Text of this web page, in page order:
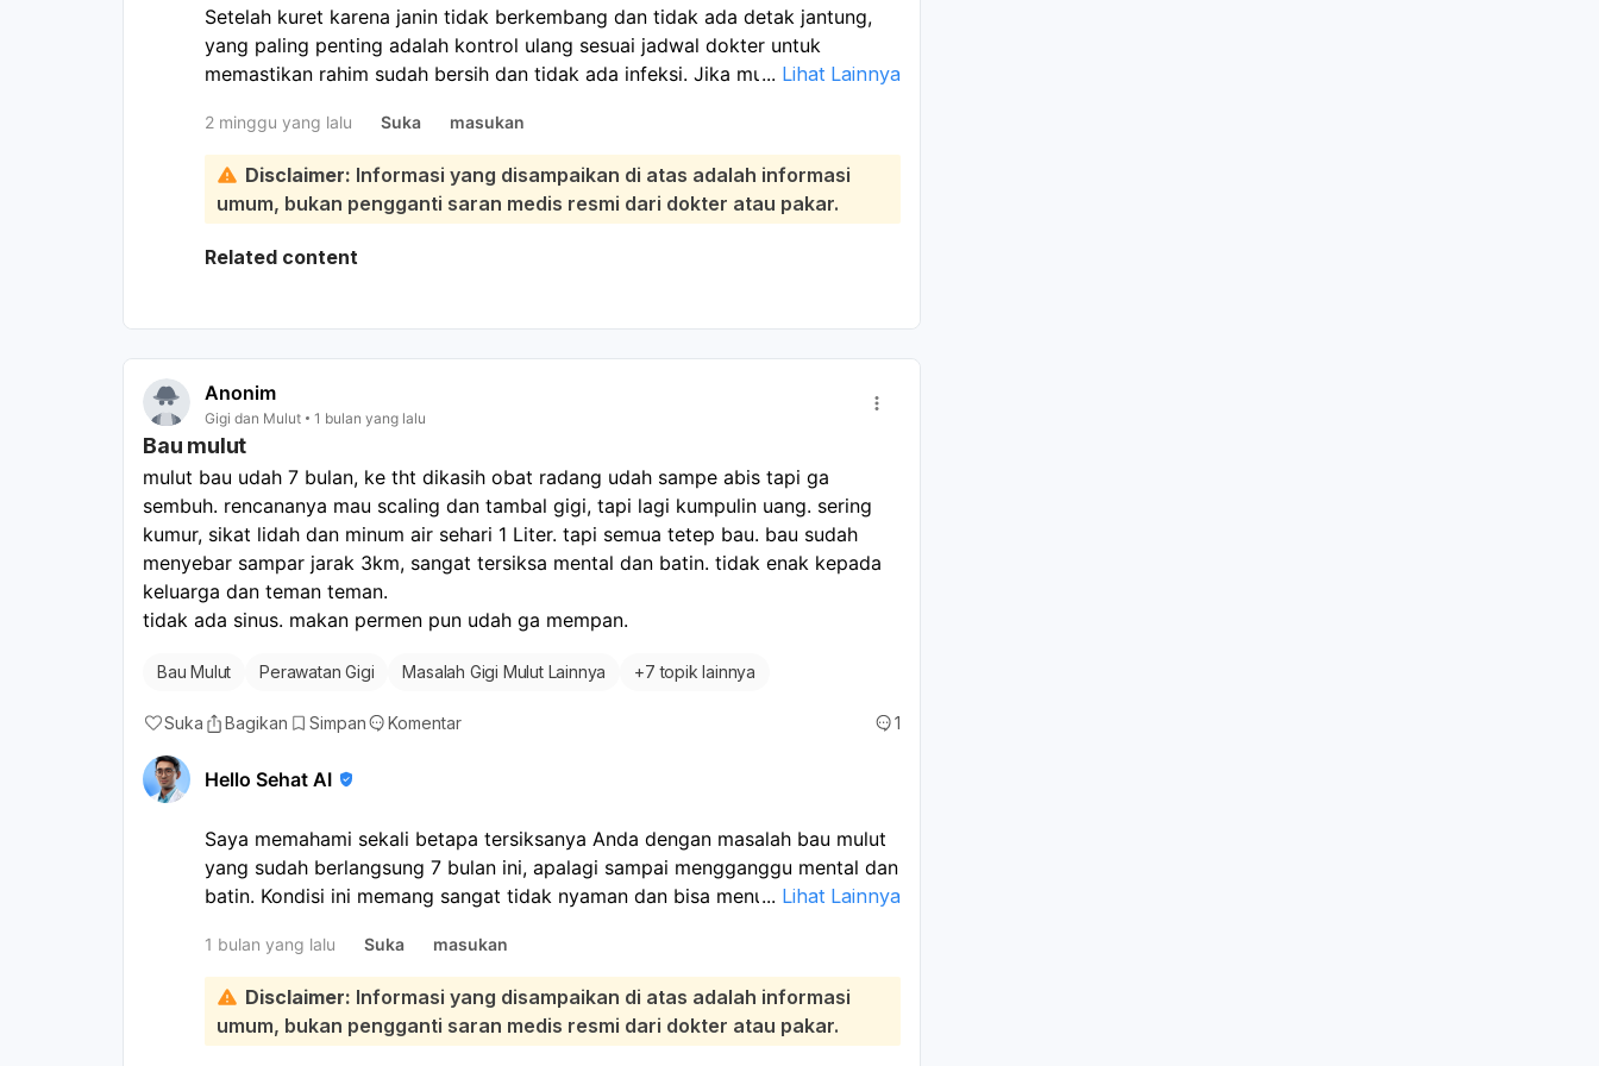
Setelah kuret karena janin tidak berkembang dan tidak ada detak jantung,
yang paling penting adalah kontrol ulang sesuai jadwal dokter untuk
memastikan rahim sudah bersih dan tidak ada infeksi. Jika muncul demam,
tidak sedap, segera periksa ke dokter:
Keluhan ringan seperti kram, perdarahan sedikit, dan badan lelah masih bisa
normal setelah kuret. Namun bila gejala makin berat atau tidak membaik,
jangan menunggu kontrol, segera ke fasilitas kesehatan. Dokter biasanya
akan menilai apakah perlu antibiotik atau tindakan lanjutan bila ada sisa
... Lihat Lainnya
2 minggu yang lalu Suka masukan
Disclaimer: Informasi yang disampaikan di atas adalah informasi
umum, bukan pengganti saran medis resmi dari dokter atau pakar.
Related content
Anonim
Gigi dan Mulut 1 bulan yang lalu
Bau mulut
mulut bau udah 7 bulan, ke tht dikasih obat radang udah sampe abis tapi ga
sembuh. rencananya mau scaling dan tambal gigi, tapi lagi kumpulin uang. sering
kumur, sikat lidah dan minum air sehari 1 Liter. tapi semua tetep bau. bau sudah
menyebar sampar jarak 3km, sangat tersiksa mental dan batin. tidak enak kepada
keluarga dan teman teman.
tidak ada sinus. makan permen pun udah ga mempan.
Bau Mulut Perawatan Gigi Masalah Gigi Mulut Lainnya +7 topik lainnya
Suka Bagikan Simpan Komentar 1
Hello Sehat AI
Saya memahami sekali betapa tersiksanya Anda dengan masalah bau mulut
yang sudah berlangsung 7 bulan ini, apalagi sampai mengganggu mental dan
batin. Kondisi ini memang sangat tidak nyaman dan bisa menurunkan
Melihat riwayat Anda sudah ke THT dan tidak membaik, serta rencana Anda
untuk scaling dan tambal gigi, langkah tersebut sangat tepat dan perlu
diprioritaskan. Bau mulut yang persisten seringkali berakar pada masalah
gigi dan mulut, seperti gigi berlubang dan karang gigi. Karang gigi tidak bisa
... Lihat Lainnya
1 bulan yang lalu Suka masukan
Disclaimer: Informasi yang disampaikan di atas adalah informasi
umum, bukan pengganti saran medis resmi dari dokter atau pakar.